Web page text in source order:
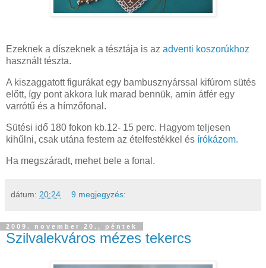
Ezeknek a díszeknek a tésztája is az adventi koszorúkhoz
használt tészta.
A kiszaggatott figurákat egy bambusznyárssal kifúrom sütés
előtt, így pont akkora luk marad bennük, amin átfér egy
varrótű és a hímzőfonal.
Sütési idő 180 fokon kb.12- 15 perc. Hagyom teljesen
kihűlni, csak utána festem az ételfestékkel és írókázom.
Ha megszáradt, mehet bele a fonal.
dátum: 20:24 9 megjegyzés:
2009. november 20., péntek
Szilvalekváros mézes tekercs